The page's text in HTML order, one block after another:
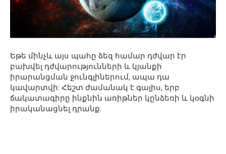
Եթե ​​մինչև այս պահը ձեզ համար դժվար էր
բախվել դժվարությունների և կյանքի
իրարանցման ջունգլիներում, ապա դա
կավարտվի: Հեշտ ժամանակ է գալիս, երբ
ճակատագիրը ինքնին առիթներ կընձեռի և կօգնի
իրականացնել դրանք: